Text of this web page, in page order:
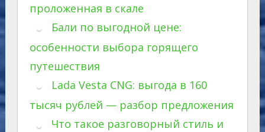
проложенная в скале
Бали по выгодной цене:
особенности выбора горящего
путешествия
Lada Vesta CNG: выгода в 160
тысяч рублей — разбор предложения
Что такое разговорный стиль и